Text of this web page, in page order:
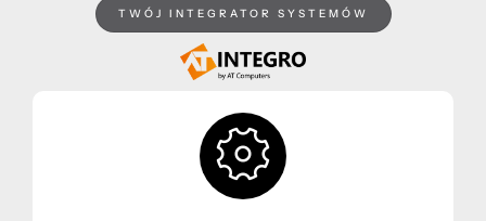
TWÓJ INTEGRATOR SYSTEMÓW